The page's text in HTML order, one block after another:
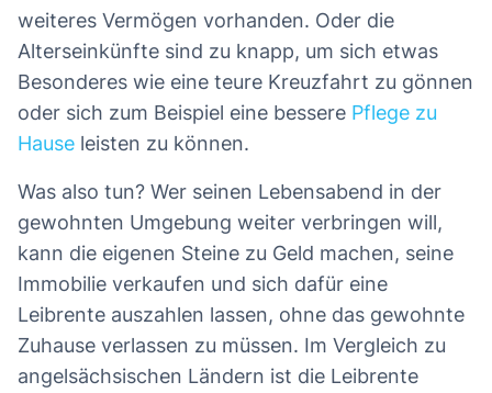
weiteres Vermögen vorhanden. Oder die
Alterseinkünfte sind zu knapp, um sich etwas
Besonderes wie eine teure Kreuzfahrt zu gönnen
oder sich zum Beispiel eine bessere Pflege zu
Hause leisten zu können.
Was also tun? Wer seinen Lebensabend in der
gewohnten Umgebung weiter verbringen will,
kann die eigenen Steine zu Geld machen, seine
Immobilie verkaufen und sich dafür eine
Leibrente auszahlen lassen, ohne das gewohnte
Zuhause verlassen zu müssen. Im Vergleich zu
angelsächsischen Ländern ist die Leibrente